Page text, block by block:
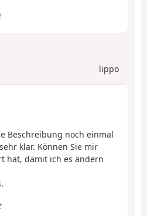
lippo
Beschreibung noch einmal
klar. Können Sie mir
hat, damit ich es ändern